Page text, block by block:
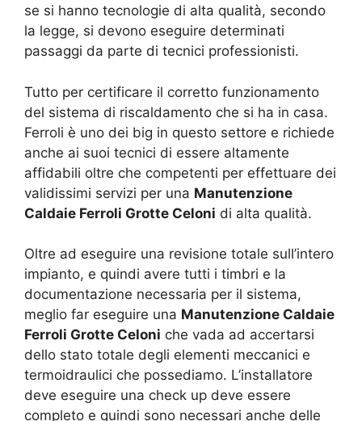
se si hanno tecnologie di alta qualità, secondo
la legge, si devono eseguire determinati
passaggi da parte di tecnici professionisti.
Tutto per certificare il corretto funzionamento
del sistema di riscaldamento che si ha in casa.
Ferroli è uno dei big in questo settore e richiede
anche ai suoi tecnici di essere altamente
affidabili oltre che competenti per effettuare dei
validissimi servizi per una Manutenzione
Caldaie Ferroli Grotte Celoni di alta qualità.
Oltre ad eseguire una revisione totale sull’intero
impianto, e quindi avere tutti i timbri e la
documentazione necessaria per il sistema,
meglio far eseguire una Manutenzione Caldaie
Ferroli Grotte Celoni che vada ad accertarsi
dello stato totale degli elementi meccanici e
termoidraulici che possediamo. L’installatore
deve eseguire una check up deve essere
completo e quindi sono necessari anche delle